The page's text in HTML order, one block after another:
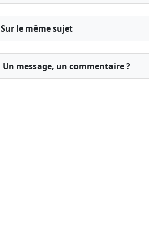
Sur le même sujet
Un message, un commentaire ?